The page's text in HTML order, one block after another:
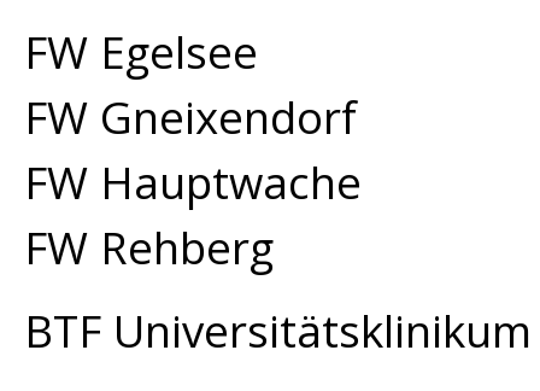
FW Egelsee
FW Gneixendorf
FW Hauptwache
FW Rehberg
BTF